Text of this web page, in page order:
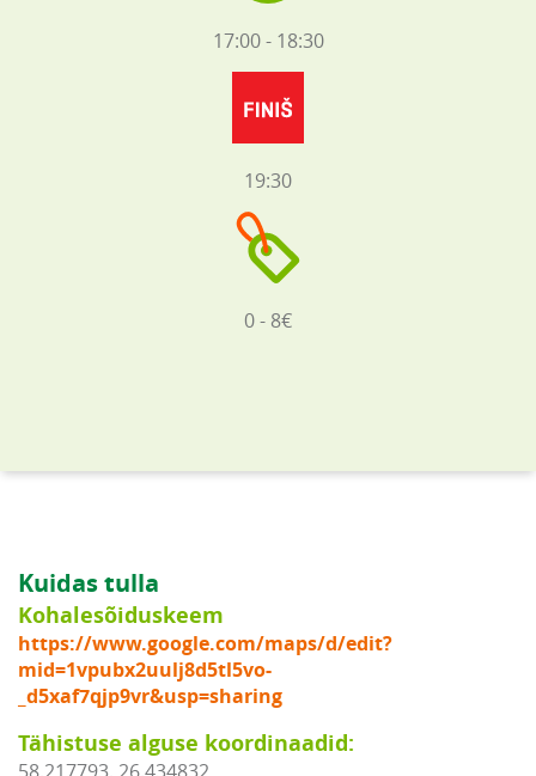
17:00 - 18:30
19:30
0 - 8€
Kuidas tulla
Kohalesõiduskeem
https://www.google.com/maps/d/edit?
mid=1vpubx2uulj8d5tl5vo-
_d5xaf7qjp9vr&usp=sharing
Tähistuse alguse koordinaadid: